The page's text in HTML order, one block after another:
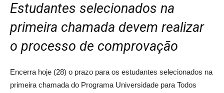
Estudantes selecionados na
primeira chamada devem realizar
o processo de comprovação
Encerra hoje (28) o prazo para os estudantes selecionados na
primeira chamada do Programa Universidade para Todos